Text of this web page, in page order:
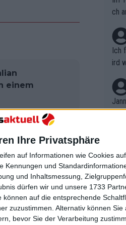
Ihre Privatsphäre
auf Informationen wie Cookies
und
und Inhaltsmessung,
dürfen wir und unsere 1733
auf die entsprechende
zuzustimmen. Alternativ können Sie
bevor Sie der Verarbeitung
einem
den Court
sehr laut",
für die
während der
funktionieren
ch
Ich
ird
r in
em
t,
B.
on
n
nt.